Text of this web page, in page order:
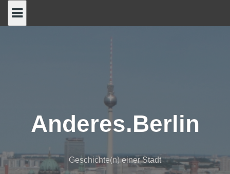
Anderes.Berlin
Geschichte(n) einer Stadt